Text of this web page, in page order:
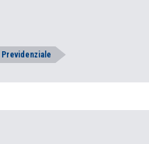
Previdenziale